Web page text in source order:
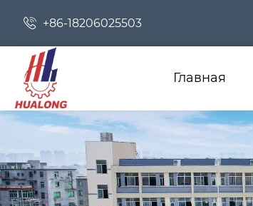
 +86-18206025503
Главная